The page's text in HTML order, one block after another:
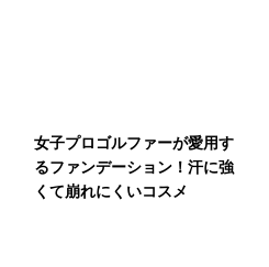
女子プロゴルファーが愛用す
るファンデーション！汗に強
くて崩れにくいコスメ